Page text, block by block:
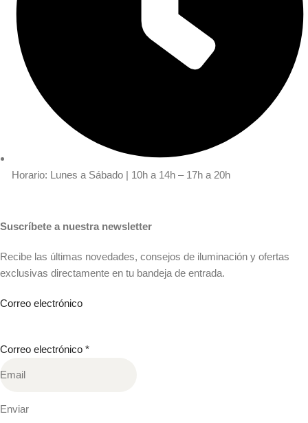
Horario: Lunes a Sábado | 10h a 14h – 17h a 20h
Suscríbete a nuestra newsletter
Recibe las últimas novedades, consejos de iluminación y ofertas
exclusivas directamente en tu bandeja de entrada.
Correo electrónico
Correo electrónico *
Enviar